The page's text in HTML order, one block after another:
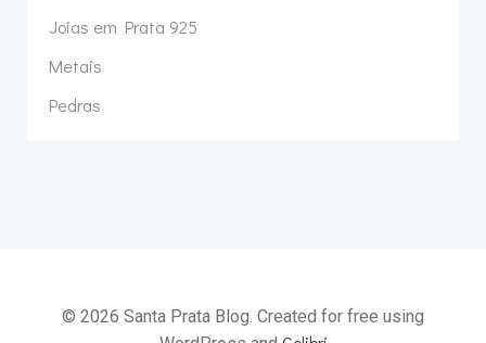
Joias em Prata 925
Metais
Pedras
© 2026 Santa Prata Blog. Created for free using